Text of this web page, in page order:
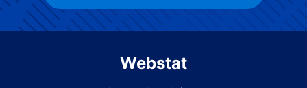
Webstat